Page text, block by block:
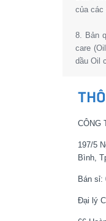
của các
8. Bản
care
dầu Oil
CÔNG
197/5
Bình,
Bán sỉ:
Đại lý